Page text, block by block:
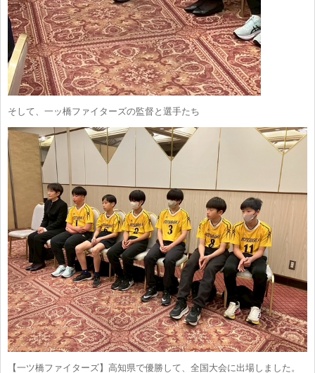
そして、一ッ橋ファイターズの監督と選手たち
【一ツ橋ファイターズ】高知県で優勝して、全国大会に出場しました。